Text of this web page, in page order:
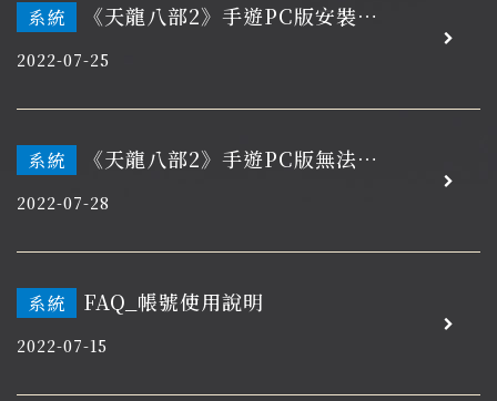
系統
《天龍八部2》手遊PC版安裝教
學
2022-07-25
系統
《天龍八部2》手遊PC版無法登
入排除教學
2022-07-28
系統 FAQ_帳號使用說明
2022-07-15